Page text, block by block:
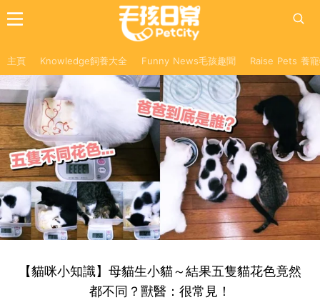
主頁 Knowledge飼養大全 Funny News毛孩趣聞 Raise Pets 養
【貓咪小知識】母貓生小貓～結果五隻貓花色竟然
都不同？獸醫：很常見！